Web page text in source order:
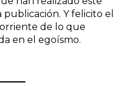
Y felicito el
de lo que
en el egoísmo.